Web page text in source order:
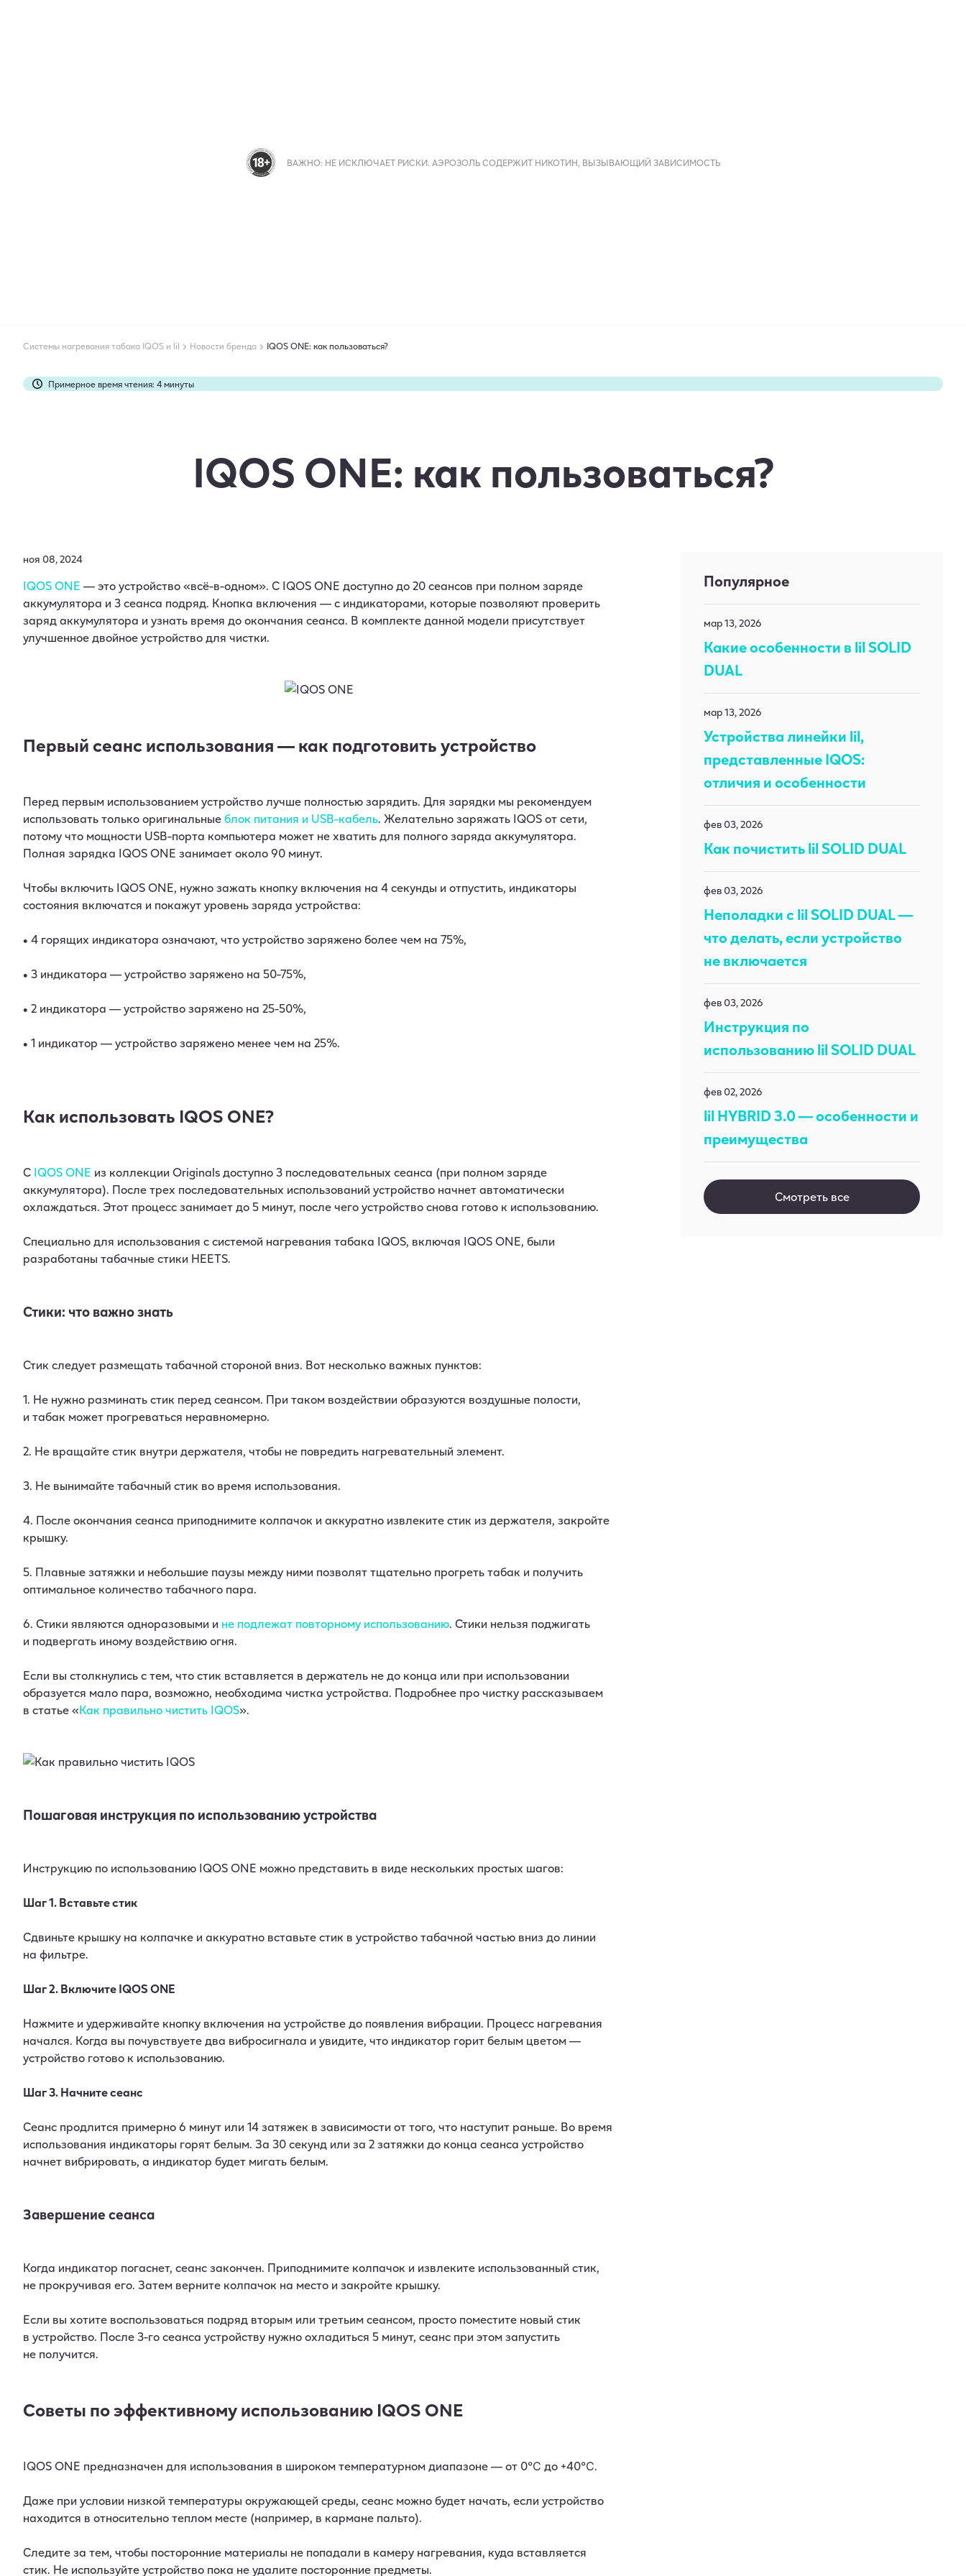
Системы нагревания табака IQOS и lil Новости бренда IQOS ONE: как пользоваться?
Примерное время чтения: 4 минуты
IQOS ONE: как пользоваться?
ноя 08, 2024
IQOS ONE — это устройство «всё-в-одном». С IQOS ONE доступно до 20 сеансов при полном заряде
аккумулятора и 3 сеанса подряд​. Кнопка включения — с индикаторами, которые позволяют проверить
заряд аккумулятора и узнать время до окончания сеанса. В комплекте данной модели присутствует
улучшенное двойное устройство для чистки.
Первый сеанс использования — как подготовить устройство
Перед первым использованием устройство лучше полностью зарядить. Для зарядки мы рекомендуем
использовать только оригинальныеблок питания и USB-кабель. Желательно заряжать IQOS от сети,
потому что мощности USB-порта компьютера может не хватить для полного заряда аккумулятора.
Полная зарядка IQOS ONE занимает около 90 минут.
Чтобы включить IQOS ONE, нужно зажать кнопку включения на 4 секунды и отпустить, индикаторы
состояния включатся и покажут уровень заряда устройства:
• 4 горящих индикатора означают, что устройство заряжено более чем на 75%,
• 3 индикатора — устройство заряжено на 50-75%,
• 2 индикатора — устройство заряжено на 25-50%,
• 1 индикатор — устройство заряжено менее чем на 25%.
Как использовать IQOS ONE?
С IQOS ONE из коллекции Originals доступно 3 последовательных сеанса (при полном заряде
аккумулятора). После трех последовательных использований устройство начнет автоматически
охлаждаться. Этот процесс занимает до 5 минут, после чего устройство снова готово к использованию.
Специально для использования с системой нагревания табака IQOS, включая IQOS ONE, были
разработаны табачные стики HEETS.
Стики: что важно знать
Стик следует размещать табачной стороной вниз. Вот несколько важных пунктов:
1. Не нужно разминать стик перед сеансом. При таком воздействии образуются воздушные полости,
и табак может прогреваться неравномерно.
2. Не вращайте стик внутри держателя, чтобы не повредить нагревательный элемент.
3. Не вынимайте табачный стик во время использования.
4. После окончания сеанса приподнимите колпачок и аккуратно извлеките стик из держателя, закройте
крышку.
5. Плавные затяжки и небольшие паузы между ними позволят тщательно прогреть табак и получить
оптимальное количество табачного пара.
6. Стики являются одноразовыми и не подлежат повторному использованию. Стики нельзя поджигать
и подвергать иному воздействию огня.
Если вы столкнулись с тем, что стик вставляется в держатель не до конца или при использовании
образуется мало пара, возможно, необходима чистка устройства. Подробнее про чистку рассказываем
в статье «Как правильно чистить IQOS».
Пошаговая инструкция по использованию устройства
Инструкцию по использованию IQOS ONE можно представить в виде нескольких простых шагов:
Шаг 1. Вставьте стик
Сдвиньте крышку на колпачке и аккуратно вставьте стик в устройство табачной частью вниз до линии
на фильтре.
Шаг 2. Включите IQOS ONE
Нажмите и удерживайте кнопку включения на устройстве до появления вибрации. Процесс нагревания
начался. Когда вы почувствуете два вибросигнала и увидите, что индикатор горит белым цветом —
устройство готово к использованию.
Шаг 3. Начните сеанс
Сеанс продлится примерно 6 минут или 14 затяжек в зависимости от того, что наступит раньше. Во время
использования индикаторы горят белым. За 30 секунд или за 2 затяжки до конца сеанса устройство
начнет вибрировать, а индикатор будет мигать белым.
Завершение сеанса
Когда индикатор погаснет, сеанс закончен. Приподнимите колпачок и извлеките использованный стик,
не прокручивая его. Затем верните колпачок на место и закройте крышку.
Если вы хотите воспользоваться подряд вторым или третьим сеансом, просто поместите новый стик
в устройство. После 3-го сеанса устройству нужно охладиться 5 минут, сеанс при этом запустить
не получится.
Советы по эффективному использованию IQOS ONE
IQOS ONE предназначен для использования в широком температурном диапазоне — от 0℃ до +40℃.
Даже при условии низкой температуры окружающей среды, сеанс можно будет начать, если устройство
находится в относительно теплом месте (например, в кармане пальто).
Следите за тем, чтобы посторонние материалы не попадали в камеру нагревания, куда вставляется
стик. Не используйте устройство пока не удалите посторонние предметы.
Популярное
мар 13, 2026
Какие особенности в lil SOLID
DUAL
мар 13, 2026
Устройства линейки lil,
представленные IQOS:
отличия и особенности
фев 03, 2026
Как почистить lil SOLID DUAL
фев 03, 2026
Неполадки с lil SOLID DUAL —
что делать, если устройство
не включается
фев 03, 2026
Инструкция по
использованию lil SOLID DUAL
фев 02, 2026
lil HYBRID 3.0 — особенности и
преимущества
Смотреть все
ВАЖНО: НЕ ИСКЛЮЧАЕТ РИСКИ. АЭРОЗОЛЬ СОДЕРЖИТ НИКОТИН, ВЫЗЫВАЮЩИЙ ЗАВИСИМОСТЬ